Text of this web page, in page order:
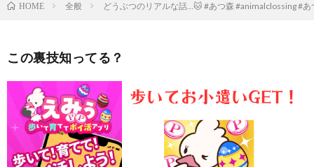
HOME 全般 どうぶつのリアルな話…🐱 #あつ森 #animalclossing #
この裏技知ってる？